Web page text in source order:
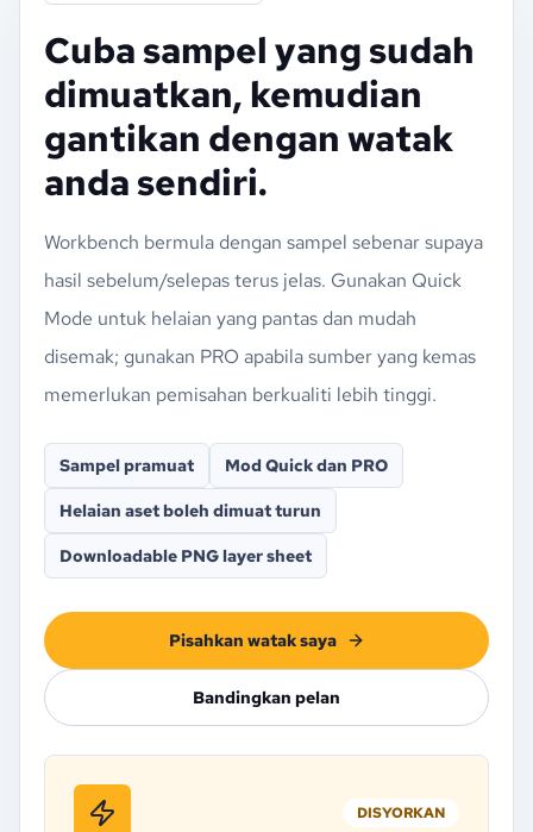
Cuba sampel yang sudah
dimuatkan, kemudian
gantikan dengan watak
anda sendiri.
Workbench bermula dengan sampel sebenar supaya
hasil sebelum/selepas terus jelas. Gunakan Quick
Mode untuk helaian yang pantas dan mudah
disemak; gunakan PRO apabila sumber yang kemas
memerlukan pemisahan berkualiti lebih tinggi.
Sampel pramuat Mod Quick dan PRO
Helaian aset boleh dimuat turun
Downloadable PNG layer sheet
Pisahkan watak saya
Bandingkan pelan
DISYORKAN